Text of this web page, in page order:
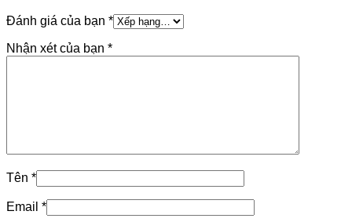
Đánh giá của bạn *
Nhận xét của bạn *
Tên *
Email *